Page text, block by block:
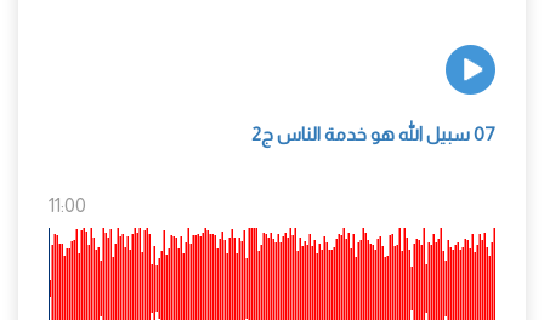
07 سبيل الله هو خدمة الناس ج2
11:00